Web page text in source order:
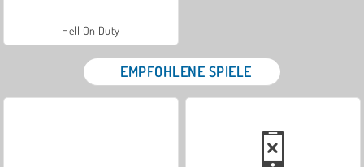
Hell On Duty
EMPFOHLENE SPIELE